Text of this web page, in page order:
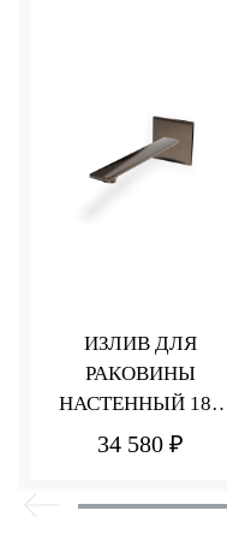
ИЗЛИВ ДЛЯ
РАКОВИНЫ
НАСТЕННЫЙ 185
ММ Q30
34 580 ₽